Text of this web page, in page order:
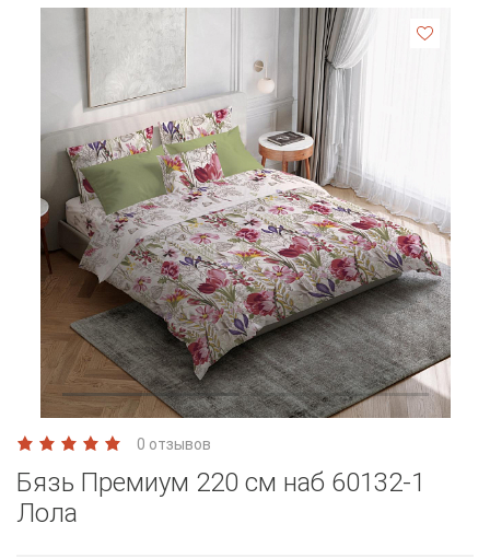
0 отзывов
Бязь Премиум 220 см наб 60132-1
Лола